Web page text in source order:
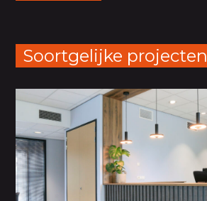
Soortgelijke projecten